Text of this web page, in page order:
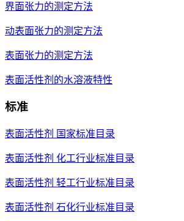
界面张力的测定方法
动表面张力的测定方法
表面张力的测定方法
表面活性剂的水溶液特性
标准
表面活性剂 国家标准目录
表面活性剂 化工行业标准目录
表面活性剂 轻工行业标准目录
表面活性剂 石化行业标准目录